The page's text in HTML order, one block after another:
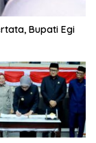
Bupati Egi